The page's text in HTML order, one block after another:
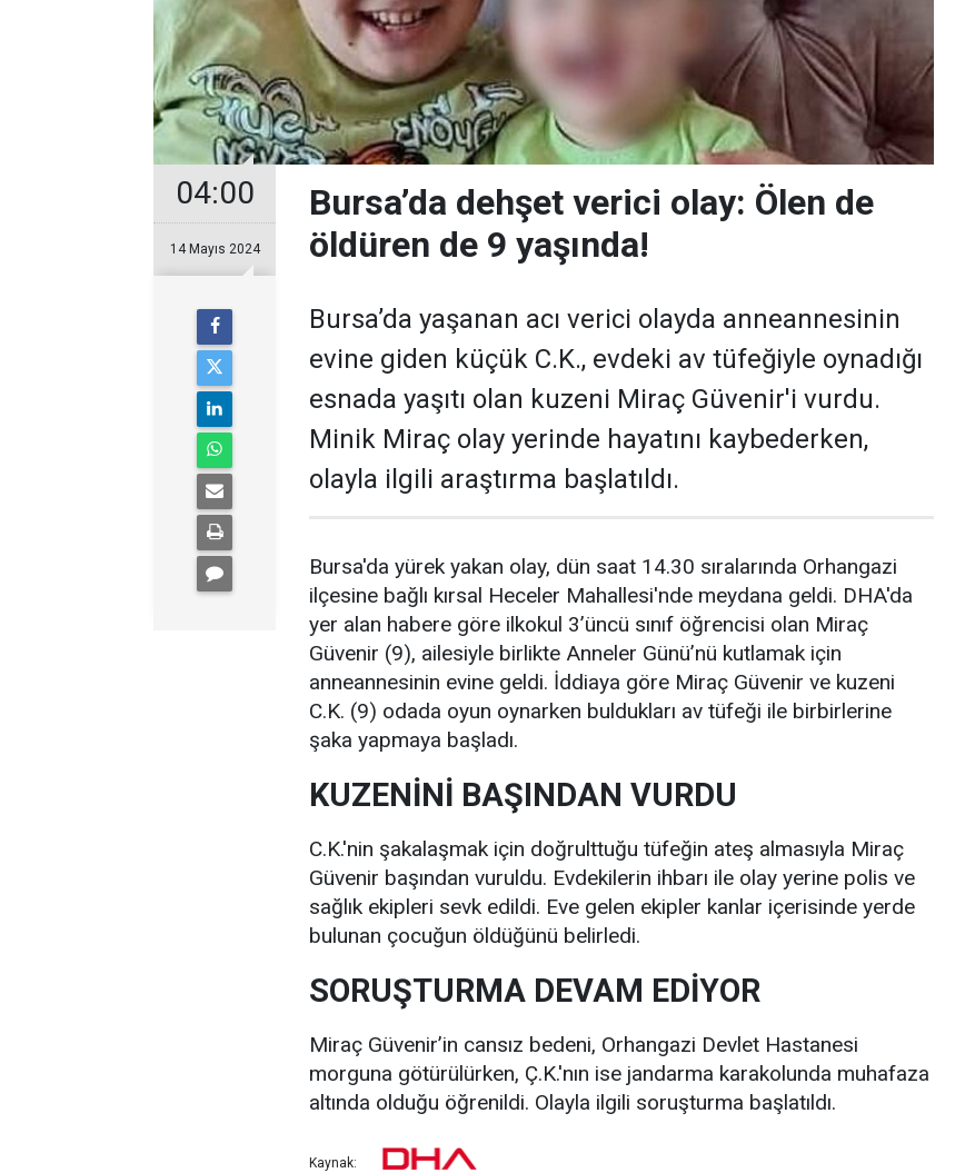
04:00
14 Mayıs 2024
Bursa’da dehşet verici olay: Ölen de
öldüren de 9 yaşında!
Bursa’da yaşanan acı verici olayda anneannesinin
evine giden küçük C.K., evdeki av tüfeğiyle oynadığı
esnada yaşıtı olan kuzeni Miraç Güvenir'i vurdu.
Minik Miraç olay yerinde hayatını kaybederken,
olayla ilgili araştırma başlatıldı.
Bursa'da yürek yakan olay, dün saat 14.30 sıralarında Orhangazi
ilçesine bağlı kırsal Heceler Mahallesi'nde meydana geldi. DHA'da
yer alan habere göre ilkokul 3’üncü sınıf öğrencisi olan Miraç
Güvenir (9), ailesiyle birlikte Anneler Günü’nü kutlamak için
anneannesinin evine geldi. İddiaya göre Miraç Güvenir ve kuzeni
C.K. (9) odada oyun oynarken buldukları av tüfeği ile birbirlerine
şaka yapmaya başladı.
KUZENİNİ BAŞINDAN VURDU
C.K.'nin şakalaşmak için doğrulttuğu tüfeğin ateş almasıyla Miraç
Güvenir başından vuruldu. Evdekilerin ihbarı ile olay yerine polis ve
sağlık ekipleri sevk edildi. Eve gelen ekipler kanlar içerisinde yerde
bulunan çocuğun öldüğünü belirledi.
SORUŞTURMA DEVAM EDİYOR
Miraç Güvenir’in cansız bedeni, Orhangazi Devlet Hastanesi
morguna götürülürken, Ç.K.'nın ise jandarma karakolunda muhafaza
altında olduğu öğrenildi. Olayla ilgili soruşturma başlatıldı.
Kaynak: